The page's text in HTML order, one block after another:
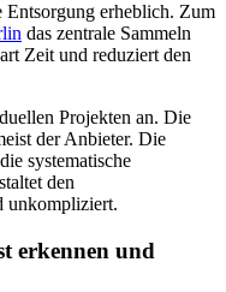
Entsorgung erheblich. Zum
das zentrale Sammeln
Zeit und reduziert den
Projekten an. Die
der Anbieter. Die
systematische
den
unkompliziert.
erkennen und